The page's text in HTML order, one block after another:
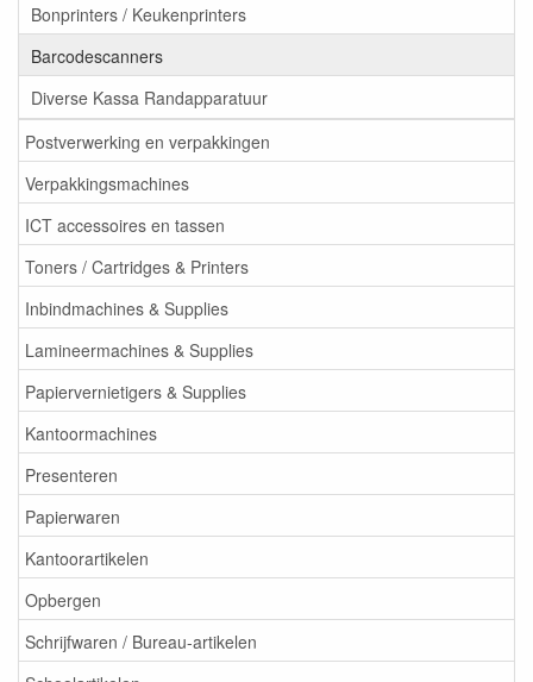
Bonprinters / Keukenprinters
Barcodescanners
Diverse Kassa Randapparatuur
Postverwerking en verpakkingen
Verpakkingsmachines
ICT accessoires en tassen
Toners / Cartridges & Printers
Inbindmachines & Supplies
Lamineermachines & Supplies
Papiervernietigers & Supplies
Kantoormachines
Presenteren
Papierwaren
Kantoorartikelen
Opbergen
Schrijfwaren / Bureau-artikelen